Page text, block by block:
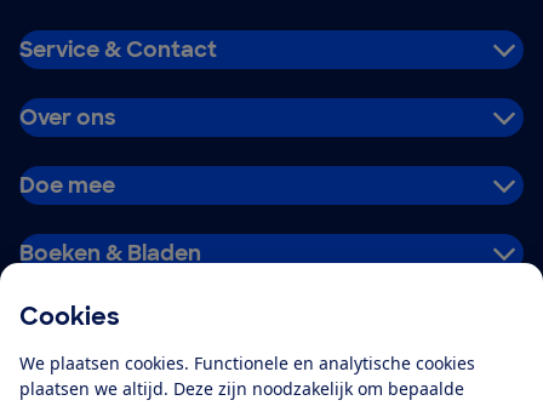
Cookies
We plaatsen cookies. Functionele en analytische cookies
plaatsen we altijd. Deze zijn noodzakelijk om bepaalde
Service & Contact
Over ons
Doe mee
Boeken & Bladen